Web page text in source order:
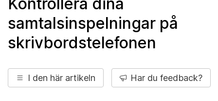
samtalsinspelningar på
skrivbordstelefonen
I den här artikeln Har du feedback?